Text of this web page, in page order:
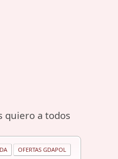
quiero a todos
OFERTAS GDAPOL